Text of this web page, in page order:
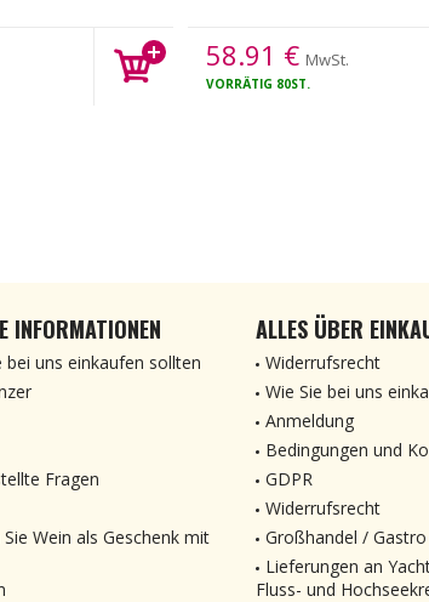
58.91 € MwSt.
VORRÄTIG 80ST.
INFORMATIONEN
bei uns einkaufen sollten
Fragen
Wein als Geschenk mit
ALLES ÜBER
Widerrufsrecht
Wie Sie bei uns
Anmeldung
Bedingungen und
GDPR
Widerrufsrecht
Großhandel / Gastro
Lieferungen an
Fluss- und